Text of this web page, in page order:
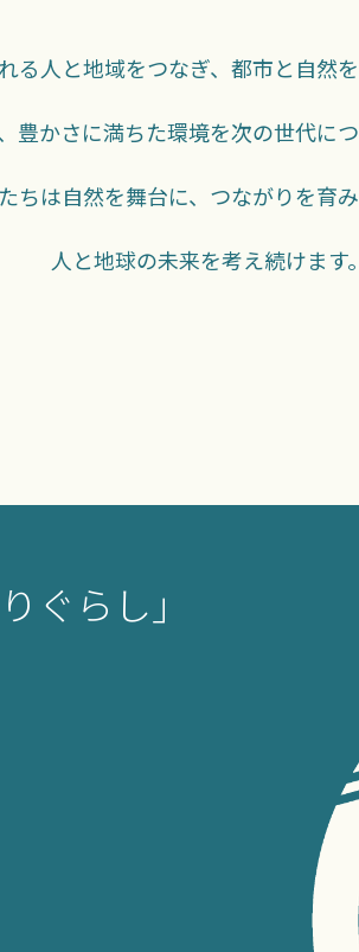
る人と地域をつなぎ、都市と自然を
豊かさに満ちた環境を次の世代につ
ちは自然を舞台に、つながりを育み
人と地球の未来を考え続けます。
ぐらし」